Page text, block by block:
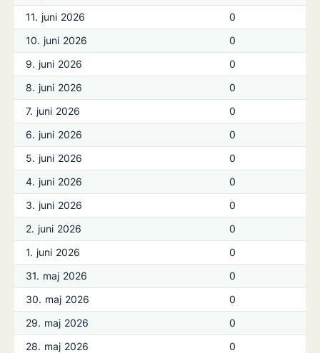
11. juni 2026
0
10. juni 2026
0
9. juni 2026
0
8. juni 2026
0
7. juni 2026
0
6. juni 2026
0
5. juni 2026
0
4. juni 2026
0
3. juni 2026
0
2. juni 2026
0
1. juni 2026
0
31. maj 2026
0
30. maj 2026
0
29. maj 2026
0
28. maj 2026
0